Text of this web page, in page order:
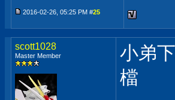
2016-02-26, 05:25 PM #25
scott1028
Master Member
小弟
檔